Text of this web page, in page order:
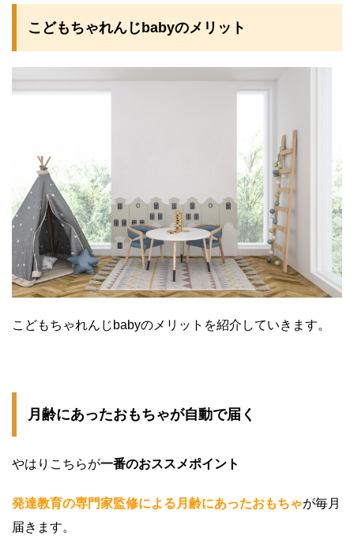
こどもちゃれんじbabyのメリット
こどもちゃれんじbabyのメリットを紹介していきます。
月齢にあったおもちゃが自動で届く
やはりこちらが一番のおススメポイント
発達教育の専門家監修による 月齢にあったおもちゃが毎月
届きます。